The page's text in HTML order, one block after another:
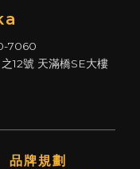
7060
12號 天滿橋SE大樓
品牌規劃